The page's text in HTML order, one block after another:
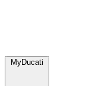
MyDucati